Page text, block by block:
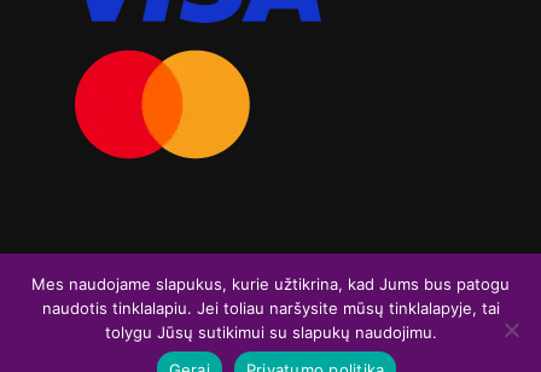
Visos teisės saugomos. Graviruoja.lt 2026
I
Mes naudojame slapukus, kurie užtikrina, kad Jums bus patogu
naudotis tinklalapiu. Jei toliau naršysite mūsų tinklalapyje, tai
tolygu Jūsų sutikimui su slapukų naudojimu.